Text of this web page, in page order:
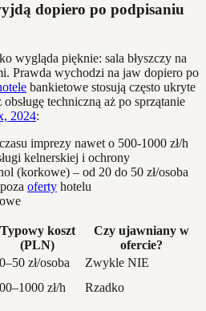
dopiero po podpisaniu
wygląda pięknie: sala błyszczy na
Prawda wychodzi na jaw dopiero po
bankietowe stosują często ukryte
techniczną aż po sprzątanie
2024:
imprezy nawet o 500-1000 zł/h
kelnerskiej i ochrony
(korkowe) – od 20 do 50 zł/osoba
oferty hotelu
Typowy koszt
(PLN)
Czy ujawniany w
ofercie?
zł/osoba
Zwykle NIE
zł/h
Rzadko